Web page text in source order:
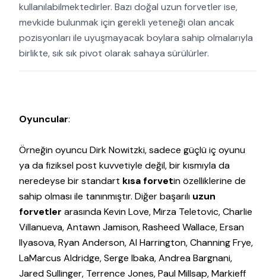
kullanılabilmektedirler. Bazı doğal uzun forvetler ise,
mevkide bulunmak için gerekli yeteneği olan ancak
pozisyonları ile uyuşmayacak boylara sahip olmalarıyla
birlikte, sık sık pivot olarak sahaya sürülürler.
Oyuncular:
Örneğin oyuncu Dirk Nowitzki, sadece güçlü iç oyunu
ya da fiziksel post kuvvetiyle değil, bir kısmıyla da
neredeyse bir standart kısa forvetin özelliklerine de
sahip olması ile tanınmıştır. Diğer başarılı uzun
forvetler arasında Kevin Love, Mirza Teletovic, Charlie
Villanueva, Antawn Jamison, Rasheed Wallace, Ersan
Ilyasova, Ryan Anderson, Al Harrington, Channing Frye,
LaMarcus Aldridge, Serge Ibaka, Andrea Bargnani,
Jared Sullinger, Terrence Jones, Paul Millsap, Markieff